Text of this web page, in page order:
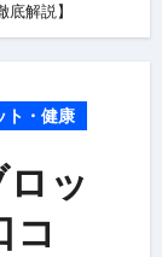
解説】
ト・健康
ッ
コ